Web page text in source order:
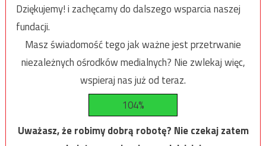
Dziękujemy! i zachęcamy do dalszego wsparcia naszej
fundacji.
Masz świadomość tego jak ważne jest przetrwanie
niezależnych ośrodków medialnych? Nie zwlekaj więc,
wspieraj nas już od teraz.
104%
Uważasz, że robimy dobrą robotę? Nie czekaj zatem